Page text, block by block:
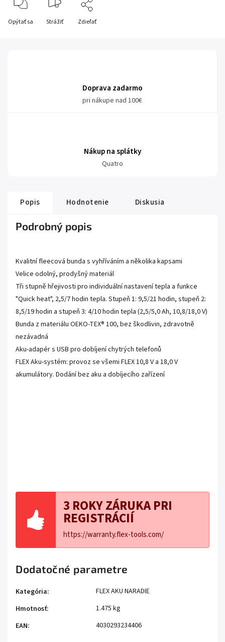
Opýtať sa Strážiť Zdieľať
Doprava zadarmo
pri nákupe nad 100€
Nákup na splátky
Quatro
Popis Hodnotenie Diskusia
Podrobný popis
Kvalitní fleecová bunda s vyhříváním a několika kapsami
Velice odolný, prodyšný materiál
Tři stupně hřejivosti pro individuální nastavení tepla a funkce
"Quick heat", 2,5/7 hodin tepla. Stupeň 1: 9,5/21 hodin, stupeň 2:
8,5/19 hodin a stupeň 3: 4/10 hodin tepla (2,5/5,0 Ah, 10,8/18,0 V)
Bunda z materiálu OEKO-TEX® 100, bez škodlivin, zdravotně
nezávadná
Aku-adapér s USB pro dobíjení chytrých telefonů
FLEX Aku-systém: provoz se všemi FLEX 10,8 V a 18,0 V
akumulátory. Dodání bez aku a dobíjecího zařízení
3 ROKY ZÁRUKA PRI
REGISTRÁCIÍ
https://warranty.flex-tools.com/
Dodatočné parametre
Kategória:
FLEX AKU NARADIE
Hmotnosť:
1.475 kg
EAN: 4030293234406